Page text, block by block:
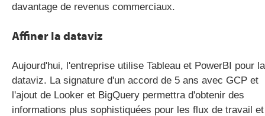
davantage de revenus commerciaux.
Affiner la dataviz
Aujourd'hui, l'entreprise utilise Tableau et PowerBI pour la
dataviz. La signature d'un accord de 5 ans avec GCP et
l'ajout de Looker et BigQuery permettra d'obtenir des
informations plus sophistiquées pour les flux de travail et